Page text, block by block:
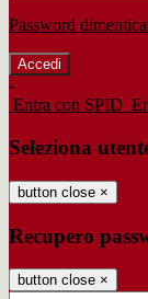
Password
-
Entra con SPID
Seleziona
button close ×
Recupero
button close ×